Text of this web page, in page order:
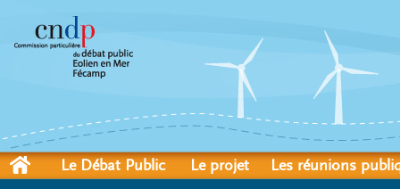
Le Débat Public Le projet Les réunions